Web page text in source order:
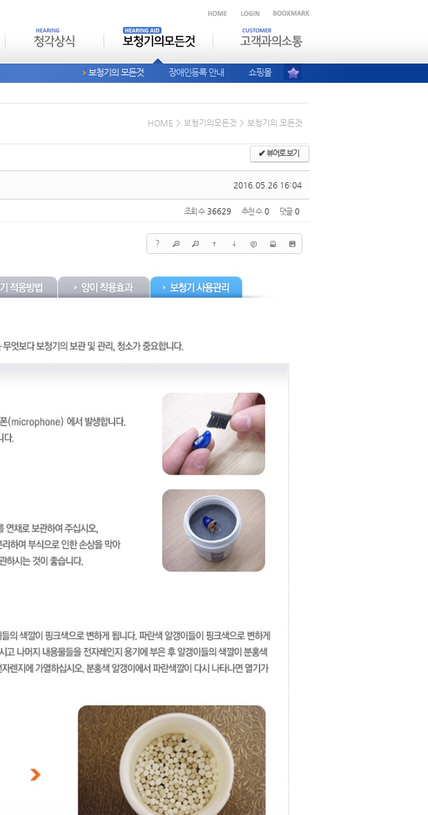
보청기의 모든것 장애인등록 안내 쇼핑몰
HOME > 보청기의모든것 > 보청기의 모든것
✔뷰어로 보기
2016.05.26 16:04
조회 수 36629 추천 수 0 댓글 0
?